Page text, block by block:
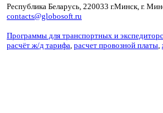
Республика Беларусь, 220033 г.Минск, г.
contacts@globosoft.ru
Программы для транспортных и
расчёт ж/д тарифа, расчет провозной платы,